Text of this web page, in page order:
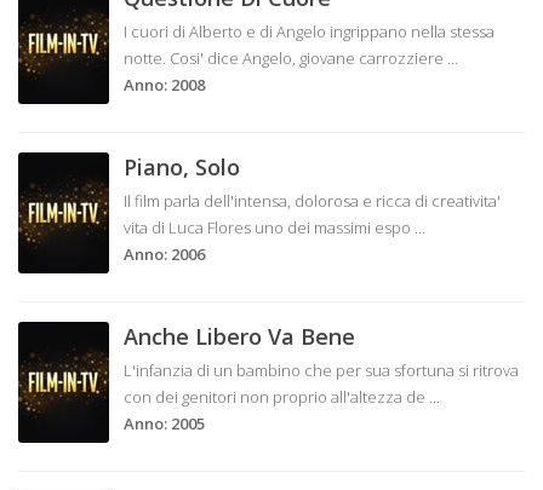
I cuori di Alberto e di Angelo ingrippano nella stessa
notte. Cosi' dice Angelo, giovane carrozziere ...
Anno: 2008
Piano, Solo
Il film parla dell'intensa, dolorosa e ricca di creativita'
vita di Luca Flores uno dei massimi espo ...
Anno: 2006
Anche Libero Va Bene
L'infanzia di un bambino che per sua sfortuna si ritrova
con dei genitori non proprio all'altezza de ...
Anno: 2005